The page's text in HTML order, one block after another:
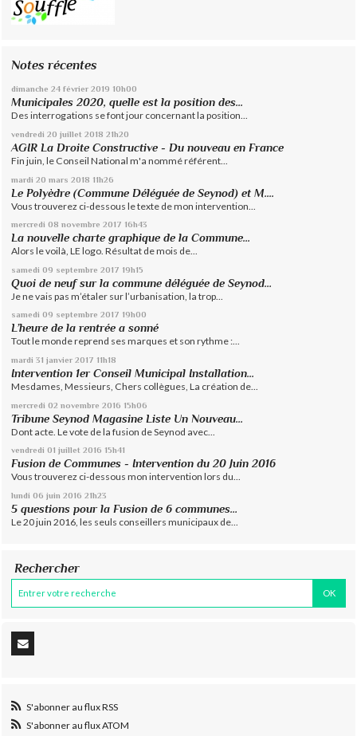
Notes récentes
dimanche 24 février 2019 10h00
Municipales 2020, quelle est la position des...
Des interrogations se font jour concernant la position...
vendredi 20 juillet 2018 21h20
AGIR La Droite Constructive - Du nouveau en France
Fin juin, le Conseil National m'a nommé référent...
mardi 20 mars 2018 11h26
Le Polyèdre (Commune Déléguée de Seynod) et M....
Vous trouverez ci-dessous le texte de mon intervention...
mercredi 08 novembre 2017 16h43
La nouvelle charte graphique de la Commune...
Alors le voilà, LE logo. Résultat de mois de...
samedi 09 septembre 2017 19h15
Quoi de neuf sur la commune déléguée de Seynod…
Je ne vais pas m’étaler sur l’urbanisation, la trop...
samedi 09 septembre 2017 19h00
L’heure de la rentrée a sonné
Tout le monde reprend ses marques et son rythme :...
mardi 31 janvier 2017 11h18
Intervention 1er Conseil Municipal Installation...
Mesdames, Messieurs, Chers collègues, La création de...
mercredi 02 novembre 2016 15h06
Tribune Seynod Magasine Liste Un Nouveau...
Dont acte. Le vote de la fusion de Seynod avec...
vendredi 01 juillet 2016 15h41
Fusion de Communes - Intervention du 20 Juin 2016
Vous trouverez ci-dessous mon intervention lors du...
lundi 06 juin 2016 21h23
5 questions pour la Fusion de 6 communes…
Le 20 juin 2016, les seuls conseillers municipaux de...
Rechercher
S'abonner au flux RSS
S'abonner au flux ATOM